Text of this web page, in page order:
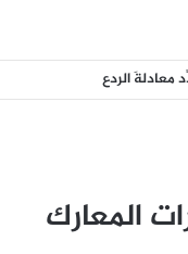
الردع
المعارك